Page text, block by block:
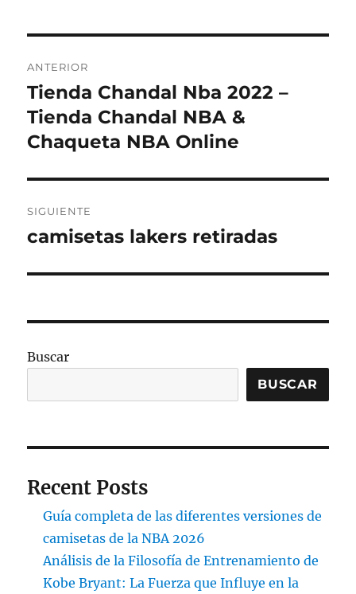
de
entradas
ANTERIOR
Entrada
anterior:
Tienda Chandal Nba 2022 –
Tienda Chandal NBA &
Chaqueta NBA Online
SIGUIENTE
Entrada
camisetas lakers retiradas
Buscar
BUSCAR
Recent Posts
Guía completa de las diferentes versiones de
camisetas de la NBA 2026
Análisis de la Filosofía de Entrenamiento de
Kobe Bryant: La Fuerza que Influye en la